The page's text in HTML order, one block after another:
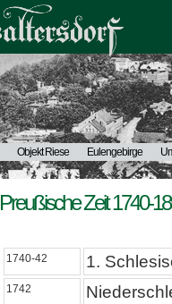
Objekt Riese Eulengebirge
Preußische Zeit 1740-
1740-42 1.
1742